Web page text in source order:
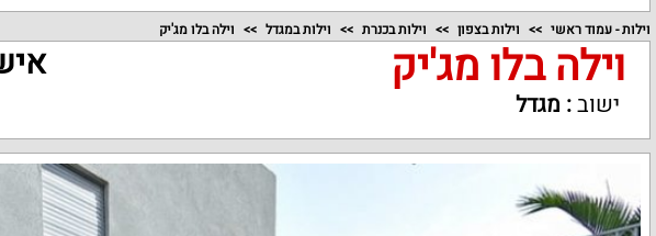
וילות - עמוד ראשי וילות בצפון וילות בכנרת וילות במגדל וילה בלו מג'יק
וילה בלו מג'יק
ישוב: מגדל